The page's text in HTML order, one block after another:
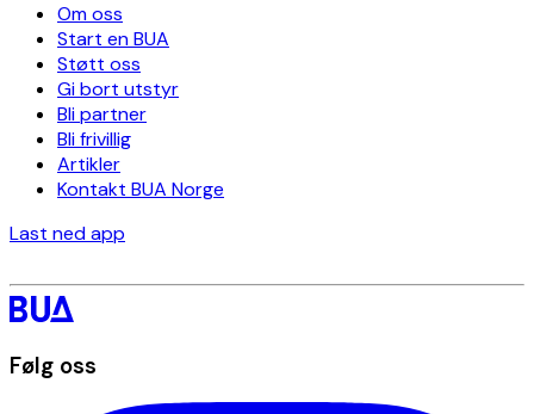
Om oss
Start en BUA
Støtt oss
Gi bort utstyr
Bli partner
Bli frivillig
Artikler
Kontakt BUA Norge
Last ned app
Følg oss